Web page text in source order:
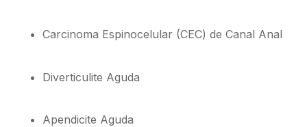
Carcinoma Espinocelular (CEC) de Canal Anal
Diverticulite Aguda
Apendicite Aguda